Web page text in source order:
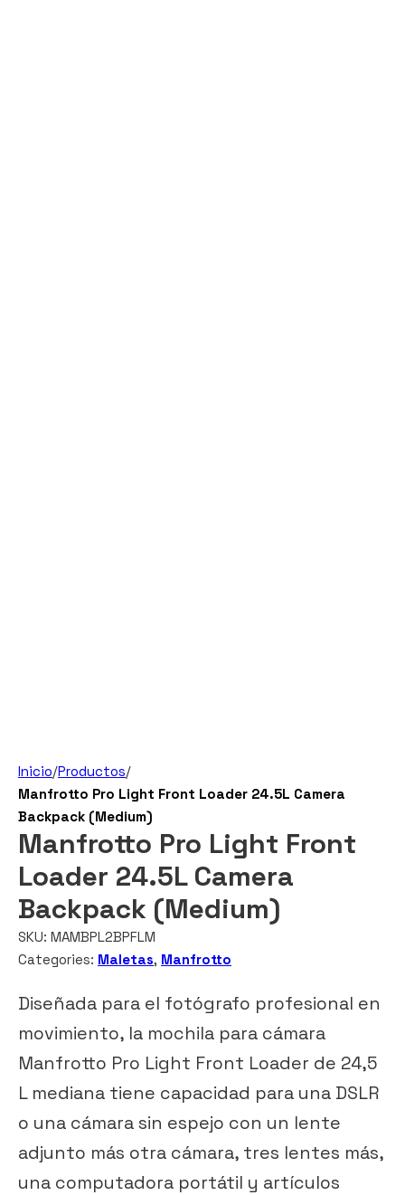
Inicio/Productos/
Manfrotto Pro Light Front Loader 24.5L Camera
Backpack (Medium)
Manfrotto Pro Light Front
Loader 24.5L Camera
Backpack (Medium)
SKU: MAMBPL2BPFLM
Categories: Maletas, Manfrotto
Diseñada para el fotógrafo profesional en
movimiento, la mochila para cámara
Manfrotto Pro Light Front Loader de 24,5
L mediana tiene capacidad para una DSLR
o una cámara sin espejo con un lente
adjunto más otra cámara, tres lentes más,
una computadora portátil y artículos